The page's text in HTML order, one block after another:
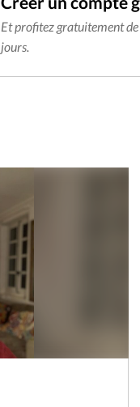
Et profitez gratuitement de
jours.